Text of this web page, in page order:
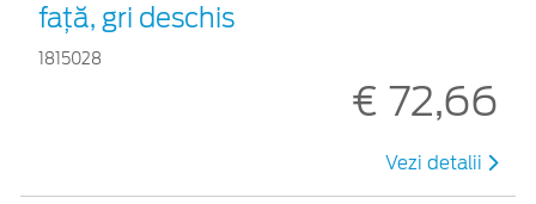
faţă, gri deschis
1815028
€ 72,66
Vezi detalii